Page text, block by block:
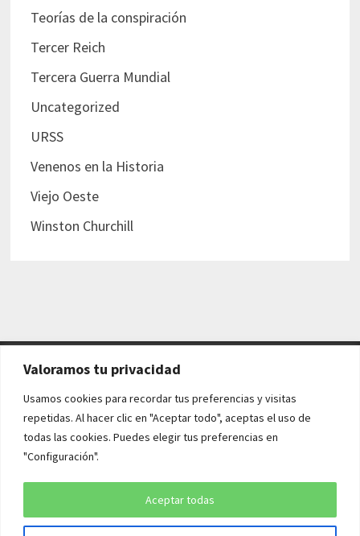
Valoramos tu privacidad
Usamos cookies para recordar tus preferencias y visitas
repetidas. Al hacer clic en "Aceptar todo", aceptas el uso de
todas las cookies. Puedes elegir tus preferencias en
"Configuración".
Aceptar todas
Teorías de la conspiración
Tercer Reich
Tercera Guerra Mundial
Uncategorized
URSS
Venenos en la Historia
Viejo Oeste
Winston Churchill
AVISO LEGAL Y POLÍTICAS
Aviso legal
Política de cookies